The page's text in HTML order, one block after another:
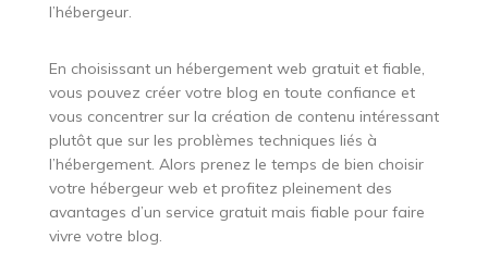
l’hébergeur.
En choisissant un hébergement web gratuit et fiable,
vous pouvez créer votre blog en toute confiance et
vous concentrer sur la création de contenu intéressant
plutôt que sur les problèmes techniques liés à
l’hébergement. Alors prenez le temps de bien choisir
votre hébergeur web et profitez pleinement des
avantages d’un service gratuit mais fiable pour faire
vivre votre blog.